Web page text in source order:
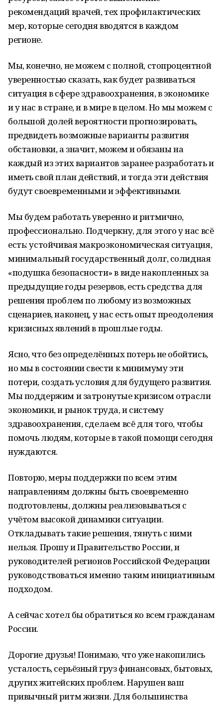
рекомендаций врачей, тех профилактических
мер, которые сегодня вводятся в каждом
регионе.
Мы, конечно, не можем с полной, стопроцентной
уверенностью сказать, как будет развиваться
ситуация в сфере здравоохранения, в экономике
и у нас в стране, и в мире в целом. Но мы можем с
большой долей вероятности прогнозировать,
предвидеть возможные варианты развития
обстановки, а значит, можем и обязаны на
каждый из этих вариантов заранее разработать и
иметь свой план действий, и тогда эти действия
будут своевременными и эффективными.
Мы будем работать уверенно и ритмично,
профессионально. Подчеркну, для этого у нас всё
есть: устойчивая макроэкономическая ситуация,
минимальный государственный долг, солидная
«подушка безопасности» в виде накопленных за
предыдущие годы резервов, есть средства для
решения проблем по любому из возможных
сценариев, наконец, у нас есть опыт преодоления
кризисных явлений в прошлые годы.
Ясно, что без определённых потерь не обойтись,
но мы в состоянии свести к минимуму эти
потери, создать условия для будущего развития.
Мы поддержим и затронутые кризисом отрасли
экономики, и рынок труда, и систему
здравоохранения, сделаем всё для того, чтобы
помочь людям, которые в такой помощи сегодня
нуждаются.
Повторю, меры поддержки по всем этим
направлениям должны быть своевременно
подготовлены, должны реализовываться с
учётом высокой динамики ситуации.
Откладывать такие решения, тянуть с ними
нельзя. Прошу и Правительство России, и
руководителей регионов Российской Федерации
руководствоваться именно таким инициативным
подходом.
А сейчас хотел бы обратиться ко всем гражданам
России.
Дорогие друзья! Понимаю, что уже накопились
усталость, серьёзный груз финансовых, бытовых,
других житейских проблем. Нарушен ваш
привычный ритм жизни. Для большинства